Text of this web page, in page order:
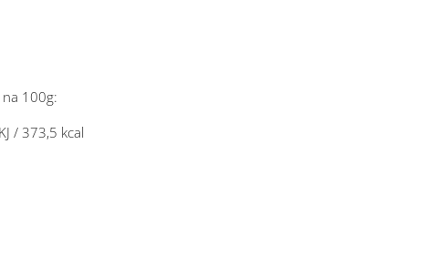
100g:
/ 373,5 kcal